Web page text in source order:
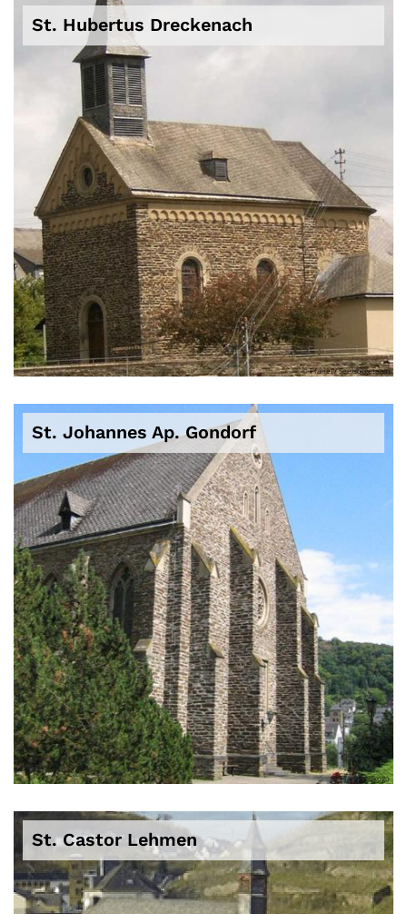
St. Hubertus Dreckenach
© Pfarrei / Seelsorgeteam
St. Johannes Ap. Gondorf
© Pfarrei / lfkogo
St. Castor Lehmen